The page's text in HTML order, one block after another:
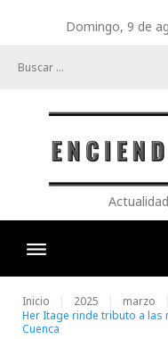
Domingo, 9 de
Inicio 2025 marzo
Her Itage rinde tributo a las
Cuenca